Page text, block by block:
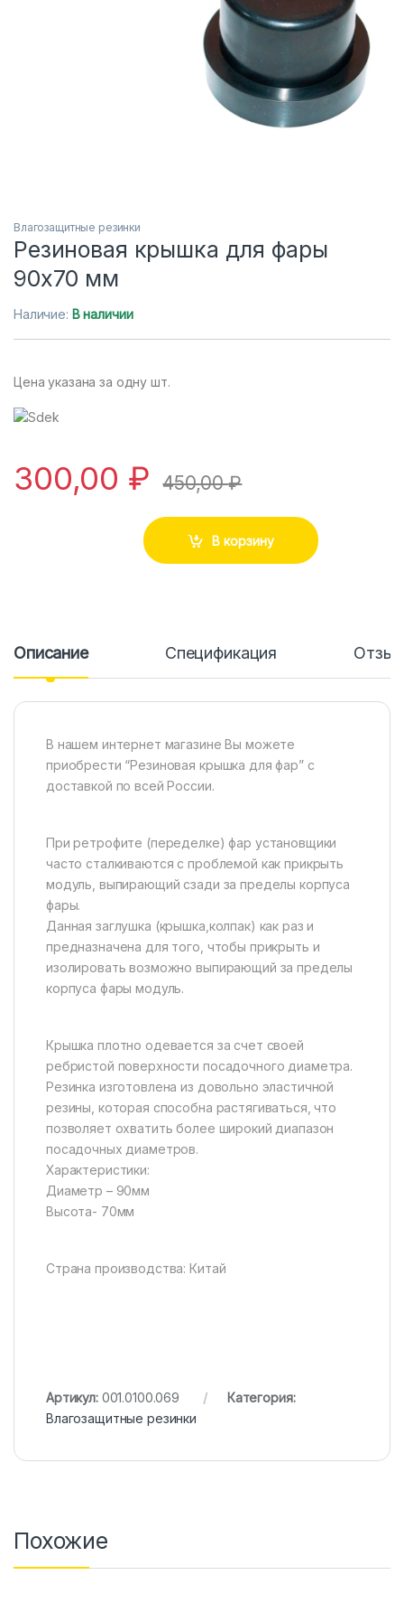
Влагозащитные резинки
Резиновая крышка для фары
90х70 мм
Наличие: В наличии
Цена указана за одну шт.
300,00 ₽ 450,00₽
В корзину
Описание Спецификация
В нашем интернет магазине Вы можете
приобрести “Резиновая крышка для фар” с
доставкой по всей России.
При ретрофите (переделке) фар установщики
часто сталкиваются с проблемой как прикрыть
модуль, выпирающий сзади за пределы корпуса
фары.
Данная заглушка (крышка,колпак) как раз и
предназначена для того, чтобы прикрыть и
изолировать возможно выпирающий за пределы
корпуса фары модуль.
Крышка плотно одевается за счет своей
ребристой поверхности посадочного диаметра.
Резинка изготовлена из довольно эластичной
резины, которая способна растягиваться, что
позволяет охватить более широкий диапазон
посадочных диаметров.
Характеристики:
Диаметр – 90мм
Высота- 70мм
Страна производства: Китай
Артикул: 001.0100.069
Категория:
Влагозащитные резинки
Похожие